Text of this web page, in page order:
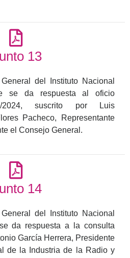
13
del Instituto Nacional
se da respuesta al oficio
2024, suscrito por Luis
Pacheco, Representante
el Consejo General.
14
del Instituto Nacional
da respuesta a la consulta
García Herrera, Presidente
de la Industria de la Radio y